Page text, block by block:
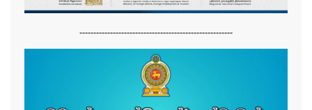
-------------------------------------------------------